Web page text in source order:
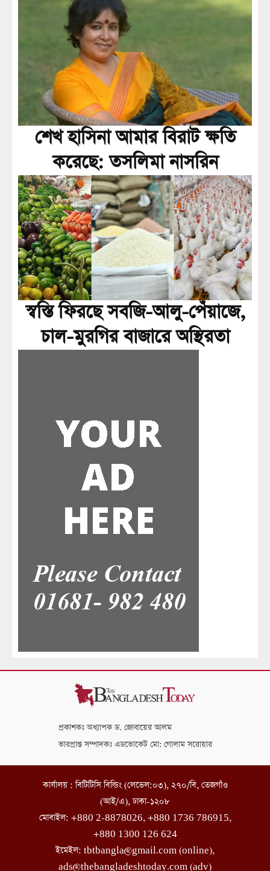
শেখ হাসিনা আমার বিরাট ক্ষতি
করেছে: তসলিমা নাসরিন
স্বস্তি ফিরছে সবজি-আলু-পেঁয়াজে,
চাল-মুরগির বাজারে অস্থিরতা
প্রকাশকঃ অধ্যাপক ড. জোবায়ের আলম
ভারপ্রাপ্ত সম্পাদকঃ এডভোকেট মো: গোলাম সরোয়ার
কার্যালয় : বিটিটিসি বিল্ডিং (লেভেল:০৩), ২৭০/বি, তেজগাঁও
(আই/এ), ঢাকা-১২০৮
মোবাইল: +880 2-8878026, +880 1736 786915,
+880 1300 126 624
ইমেইল: tbtbangla@gmail.com (online),
ads@thebangladeshtoday.com (adv)